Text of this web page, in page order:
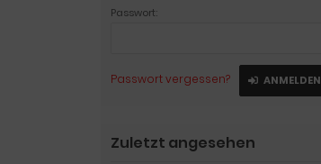
Passwort:
Passwort vergessen? ANMELDEN
Zuletzt angesehen